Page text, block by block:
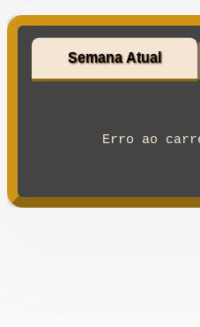
Semana Atual
Erro ao